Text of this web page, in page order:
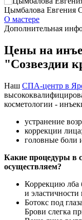
Цымбалова Евгения
О мастере
Дополнительная
Цены на
"Созвездии
Наш СПА-центр в
косметологии -
устранение
коррекции лица;
головные боли
Какие процедуры в
осуществляем?
Коррекцию лба
и
Ботокс под
Брови слегка